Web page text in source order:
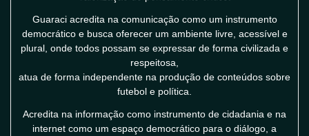
Guaraci acredita na comunicação como um instrumento
democrático e busca oferecer um ambiente livre, acessível e
plural, onde todos possam se expressar de forma civilizada e
respeitosa,
atua de forma independente na produção de conteúdos sobre
futebol e política.
Acredita na informação como instrumento de cidadania e na
internet como um espaço democrático para o diálogo, a